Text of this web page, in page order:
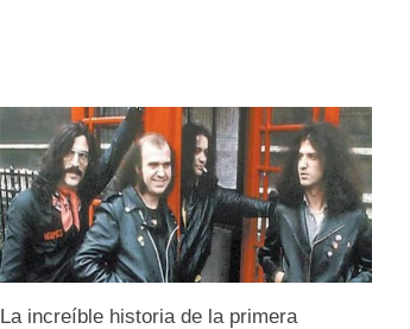
La increíble historia de la primera